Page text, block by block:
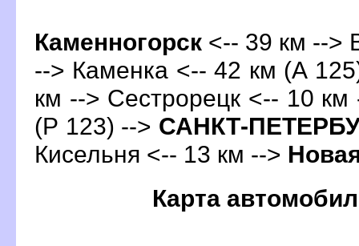
Каменногорск <-- 39 км -->
--> Каменка <-- 42 км (А
км --> Сестрорецк <-- 10
(Р 123) --> САНКТ-
Кисельня <-- 13 км -->
Карта